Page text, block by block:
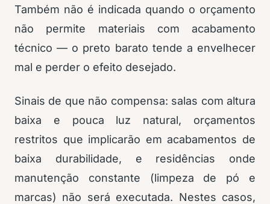
Também não é indicada quando o orçamento
não permite materiais com acabamento
técnico — o preto barato tende a envelhecer
mal e perder o efeito desejado.
Sinais de que não compensa: salas com altura
baixa e pouca luz natural, orçamentos
restritos que implicarão em acabamentos de
baixa durabilidade, e residências onde
manutenção constante (limpeza de pó e
marcas) não será executada. Nestes casos,